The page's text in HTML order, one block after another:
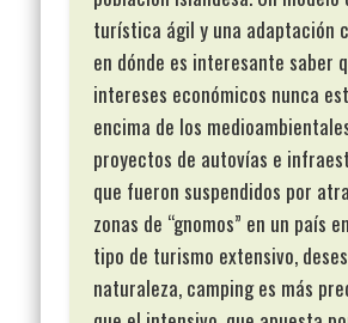
turística ágil y una adaptación
en dónde es interesante saber
intereses económicos nunca
encima de los
proyectos de autovías e
que fueron suspendidos por
zonas de “gnomos” en un país
tipo de turismo extensivo,
naturaleza, camping es más